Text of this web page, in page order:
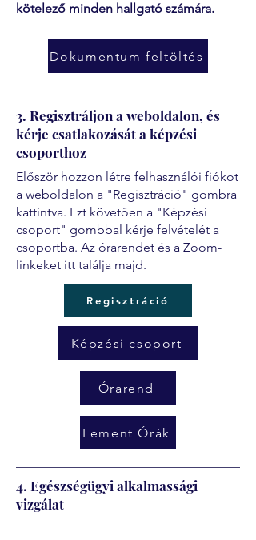
kötelező minden hallgató számára.
Dokumentum feltöltés
3. Regisztráljon a weboldalon, és
kérje csatlakozását a képzési
csoporthoz
Először hozzon létre felhasználói fiókot
a weboldalon a "Regisztráció" gombra
kattintva. Ezt követően a "Képzési
csoport" gombbal kérje felvételét a
csoportba. Az órarendet és a Zoom-
linkeket itt találja majd.
Regisztráció
Képzési csoport
Órarend
Lement Órák
4. Egészségügyi alkalmassági
vizgálat